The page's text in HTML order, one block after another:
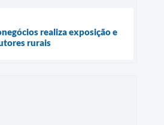
realiza exposição e
rurais